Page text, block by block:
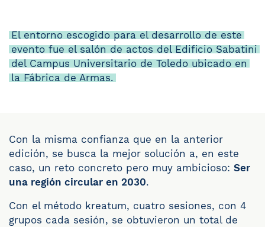
El entorno escogido para el desarrollo de este
evento fue el salón de actos del Edificio Sabatini
del Campus Universitario de Toledo ubicado en
la Fábrica de Armas.
Con la misma confianza que en la anterior
edición, se busca la mejor solución a, en este
caso, un reto concreto pero muy ambicioso: Ser
una región circular en 2030.
Con el método kreatum, cuatro sesiones, con 4
grupos cada sesión, se obtuvieron un total de